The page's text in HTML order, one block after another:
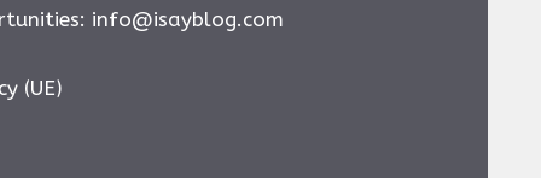
info@isayblog.com
(UE)